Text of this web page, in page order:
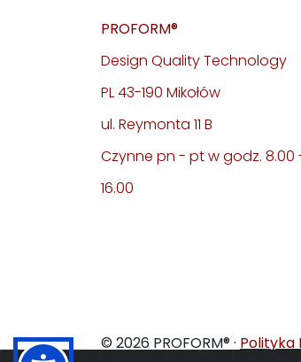
PROFORM®
Design Quality Technology
PL 43-190 Mikołów
ul. Reymonta 11 B
Czynne pn - pt w godz. 8.00
16.00
© 2026 PROFORM® · Polityka